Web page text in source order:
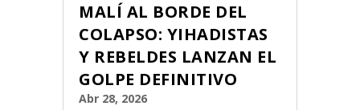
MALÍ AL BORDE DEL
COLAPSO: YIHADISTAS
Y REBELDES LANZAN EL
GOLPE DEFINITIVO
Abr 28, 2026